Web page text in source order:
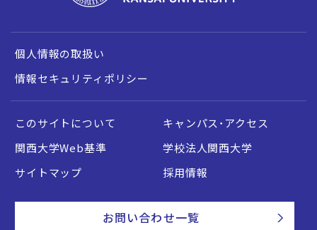
個人情報の取扱い
情報セキュリティポリシー
このサイトについて
キャンパス・アクセス
関西大学Web基準
学校法人関西大学
サイトマップ
採用情報
お問い合わせ一覧